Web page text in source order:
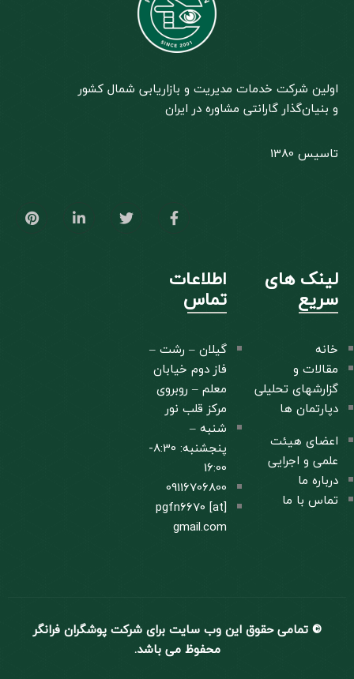
اولین شرکت خدمات مدیریت و بازاریابی شمال کشور
و بنیان‌گذار گارانتی مشاوره در ایران
تاسیس 1380
لینک های
سریع
خانه
مقالات و
گزارشهای تحلیلی
دپارتمان ها
اعضای هیئت
علمی و اجرایی
درباره ما
تماس با ما
اطلاعات
تماس
گیلان – رشت –
فاز دوم خیابان
معلم – روبروی
مرکز قلب نور
شنبه –
پنجشنبه: 8:30-
16:00
09116706800
pgfn6670 [at]
gmail.com
© تمامی حقوق این وب سایت برای شرکت پوشگران فرانگر
محفوظ می باشد.